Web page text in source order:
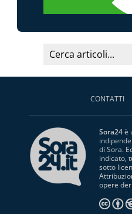
CONTATTI
Sora24è
di Sora.
indicato,
sotto
opere